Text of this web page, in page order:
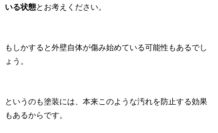
いる状態とお考えください。
もしかすると外壁自体が傷み始めている可能性もあるでし
ょう。
というのも塗装には、本来このような汚れを防止する効果
もあるからです。